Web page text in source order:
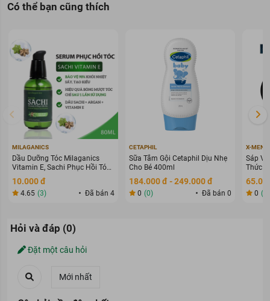
Có thể bạn cũng thích
MILAGANICS
Dầu Dưỡng Tóc Milaganics
Vitamin E, Sachi Phục Hồi Tóc
80ml
10.000 đ
4.65 (3) Đã bán 4
CETAPHIL
Sữa Tắm Gội Cetaphil Dịu Nhẹ
Cho Bé 400ml
184.000 đ - 249.000 đ
0 (0) Đã bán 0
X-MEN
Sáp
Thức
70g
0 (0)
Hỏi và đáp (0)
Đặt một câu hỏi